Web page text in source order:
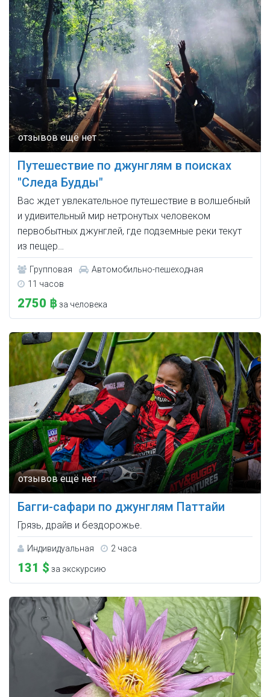
Путешествие по джунглям в поисках
"Следа Будды"
Вас ждет увлекательное путешествие в волшебный
и удивительный мир нетронутых человеком
первобытных джунглей, где подземные реки текут
из пещер…
Групповая
Автомобильно-пешеходная
11 часов
2750 ฿за человека
Багги-сафари по джунглям Паттайи
Грязь, драйв и бездорожье.
Индивидуальная 2 часа
131 $ за экскурсию